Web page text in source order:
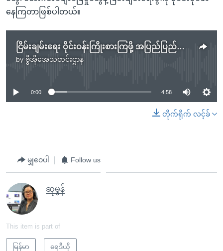
နေကြတာဖြစ်ပါတယ်။
ငြိမ်းချမ်းရေး ဝိုင်းဝန်းကြိုးစားကြဖို့ အပြည်ပြည်ဆိုင်ရာ ငြိမ်းချမ်းရေးနေ့မှာ တိုက်တွန်း
by ဗွီအိုအေသတင်းဌာန
No media source currently available
0:00 4:58
တိုက်ရိုက် လင့်ခ်
မျှဝေပါ Follow us
ဆုမွန်
This item is part of
မြန်မာ ရေဒီယို